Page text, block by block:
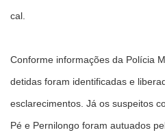
cal.
Conforme informações da Polícia
detidas foram identificadas e
esclarecimentos. Já os suspeitos
Pé e Pernilongo foram autuados